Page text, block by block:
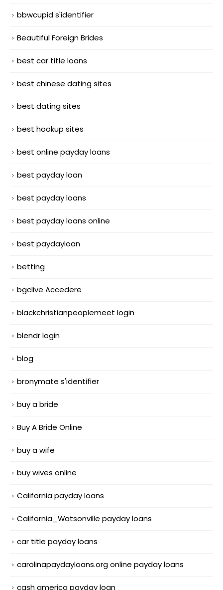
bbwcupid s'identifier
Beautiful Foreign Brides
best car title loans
best chinese dating sites
best dating sites
best hookup sites
best online payday loans
best payday loan
best payday loans
best payday loans online
best paydayloan
betting
bgclive Accedere
blackchristianpeoplemeet login
blendr login
blog
bronymate s'identifier
buy a bride
Buy A Bride Online
buy a wife
buy wives online
California payday loans
California_Watsonville payday loans
car title payday loans
carolinapaydayloans.org online payday loans
cash america payday loan